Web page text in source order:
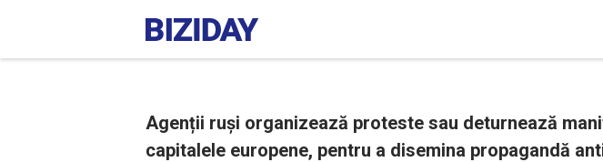
Agenții ruși organizează proteste sau deturnează
capitalele europene, pentru a disemina propagandă